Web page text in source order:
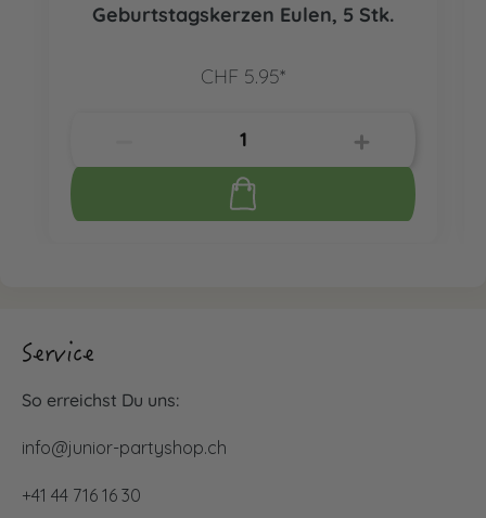
Geburtstagskerzen Eulen, 5 Stk.
CHF 5.95*
Service
So erreichst Du uns:
info@junior-partyshop.ch
+41 44 716 16 30